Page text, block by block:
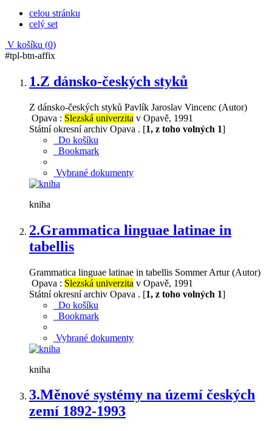
celou stránku
celý set
V košíku (0)
#tpl-btn-affix
1.Z dánsko-českých styků
Z dánsko-českých styků Pavlík Jaroslav Vincenc (Autor)
Opava : Slezská univerzita v Opavě, 1991
Státní okresní archiv Opava . [1, z toho volných 1]
Do košíku
Bookmark
Vybrané dokumenty
kniha
2.Grammatica linguae latinae in
tabellis
Grammatica linguae latinae in tabellis Sommer Artur (Autor)
Opava : Slezská univerzita v Opavě, 1991
Státní okresní archiv Opava . [1, z toho volných 1]
Do košíku
Bookmark
Vybrané dokumenty
kniha
3.Měnové systémy na území českých
zemí 1892-1993